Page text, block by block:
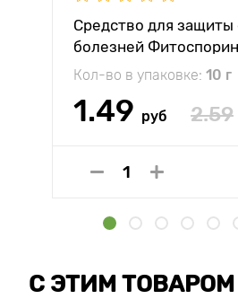
Средство для защиты
болезней Фитоспорин
Кол-во в упаковке: 10 г
1.49 руб 2.59
С ЭТИМ